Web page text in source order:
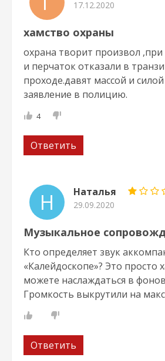
17.12.2020
хамство охраны
охрана творит произвол
и перчаток отказали в
проходе.давят массой и
заявление в полицию.
4
Ответить
Н Наталья
29.09.2020
Музыкальное
Кто определяет звук
«Калейдоскопе»? Это просто
можете наслаждаться в
Громкость выкрутили на
Ответить